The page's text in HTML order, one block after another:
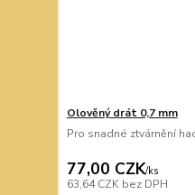
Olověný drát 0,7 mm
Pro snadné ztvárnění
77,00 CZK/ks
63,64 CZK bez DPH